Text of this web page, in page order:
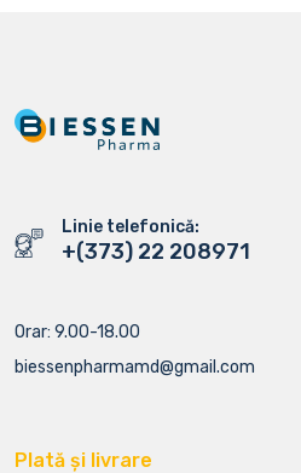
Linie telefonică:
+(373) 22 208971
Orar: 9.00-18.00
biessenpharmamd@gmail.com
Plată și livrare